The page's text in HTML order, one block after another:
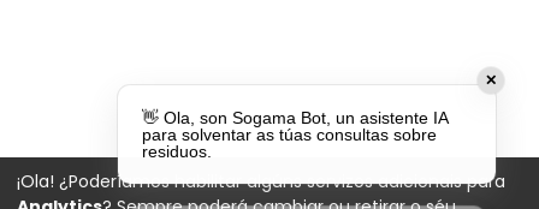
✕
👋 Ola, son Sogama Bot, un asistente IA
para solventar as túas consultas sobre
residuos.
¡Ola! ¿Poderíamos habilitar algúns servizos adicionais para